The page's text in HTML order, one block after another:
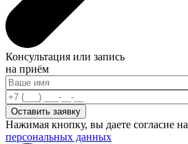
Консультация или запись
на приём
Нажимая кнопку, вы даете согласие
персональных данных